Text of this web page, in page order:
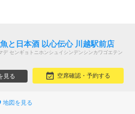
と日本酒 以心伝心 川越駅前店
デ センギョトニホンシュイシンデンシンカワゴエテン
見る 空席確認・予約する
地図を見る